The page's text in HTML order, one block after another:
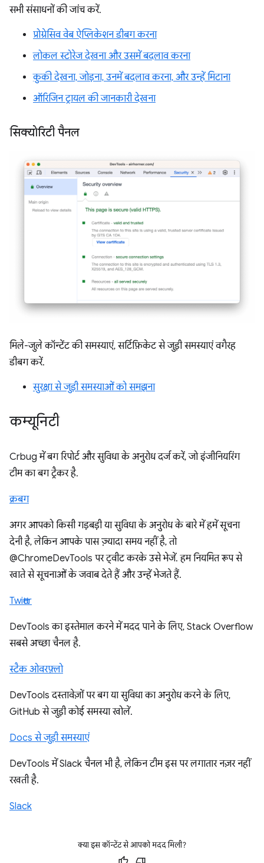
सभी संसाधनों की जांच करें.
प्रोग्रेसिव वेब ऐप्लिकेशन डीबग करना
लोकल स्टोरेज देखना और उसमें बदलाव करना
कुकी देखना, जोड़ना, उनमें बदलाव करना, और उन्हें मिटाना
ऑरिजिन ट्रायल की जानकारी देखना
सिक्योरिटी पैनल
मिले-जुले कॉन्टेंट की समस्याएं, सर्टिफ़िकेट से जुड़ी समस्याएं वगैरह
डीबग करें.
सुरक्षा से जुड़ी समस्याओं को समझना
कम्यूनिटी
Crbug में बग रिपोर्ट और सुविधा के अनुरोध दर्ज करें, जो इंजीनियरिंग
टीम का बग ट्रैकर है.
क्रबग
अगर आपको किसी गड़बड़ी या सुविधा के अनुरोध के बारे में हमें सूचना
देनी है, लेकिन आपके पास ज़्यादा समय नहीं है, तो
@ChromeDevTools पर ट्वीट करके उसे भेजें. हम नियमित रूप से
खाते से सूचनाओं के जवाब देते हैं और उन्हें भेजते हैं.
Twitter
DevTools का इस्तेमाल करने में मदद पाने के लिए, Stack Overflow
सबसे अच्छा चैनल है.
स्टैक ओवरफ़्लो
DevTools दस्तावेज़ों पर बग या सुविधा का अनुरोध करने के लिए,
GitHub से जुड़ी कोई समस्या खोलें.
Docs से जुड़ी समस्याएं
DevTools में Slack चैनल भी है, लेकिन टीम इस पर लगातार नज़र नहीं
रखती है.
Slack
क्या इस कॉन्टेंट से आपको मदद मिली?